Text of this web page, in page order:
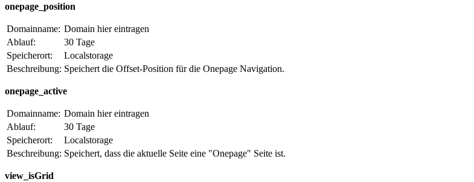
onepage_position
Domainname: Domain hier eintragen
Ablauf:
30 Tage
Speicherort:
Localstorage
Beschreibung: Speichert die Offset-Position für die Onepage Navigation.
onepage_active
Domainname: Domain hier eintragen
Ablauf:
30 Tage
Speicherort:
Localstorage
Beschreibung: Speichert, dass die aktuelle Seite eine "Onepage" Seite ist.
view_isGrid